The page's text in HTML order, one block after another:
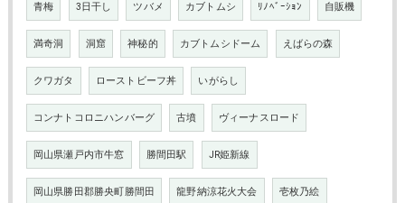
青梅 3日干し ツバメ カブトムシ ﾘﾉﾍﾞｰｼｮﾝ 自販機
満奇洞 洞窟 神秘的 カブトムシドーム えばらの森
クワガタ ローストビーフ丼 いがらし
コンナトコロニハンバーグ 古墳 ヴィーナスロード
岡山県瀬戸内市牛窓 勝間田駅 JR姫新線
岡山県勝田郡勝央町勝間田 龍野納涼花火大会 壱枚乃絵